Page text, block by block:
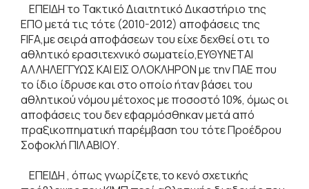
ΕΠΕΙΔΗ το Τακτικό Διαιτητικό Δικαστήριο της
ΕΠΟ μετά τις τότε (2010-2012) αποφάσεις της
FIFA,με σειρά αποφάσεων του είχε δεχθεί οτι το
αθλητικό ερασιτεχνικό σωματείο,ΕΥΘΥΝΕΤΑΙ
ΑΛΛΗΛΕΓΓΥΩΣ ΚΑΙ ΕΙΣ ΟΛΟΚΛΗΡΟΝ με την ΠΑΕ που
το ίδιο ίδρυσε και στο οποίο ήταν βάσει του
αθλητικού νόμου μέτοχος με ποσοστό 10%, όμως οι
αποφάσεις του δεν εφαρμόσθηκαν μετά από
πραξικοπηματική παρέμβαση του τότε Προέδρου
Σοφοκλή ΠΙΛΑΒΙΟΥ.
ΕΠΕΙΔΗ , όπως γνωρίζετε,το κενό σχετικής